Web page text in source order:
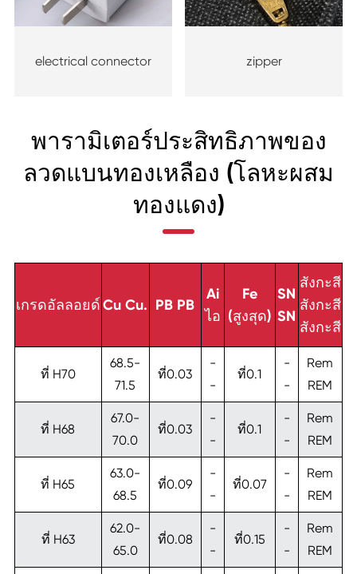
electrical connector zipper
พารามิเตอร์ประสิทธิภาพของ
ลวดแบนทองเหลือง (โลหะผสม
ทองแดง)
เกรดอัลลอยด์ Cu Cu. PB PB
Ai
ไอ
Fe
(สูงสุด)
SN
SN
สังกะสี
สังกะสี
สังกะสี
ที่ H70
68.5-
71.5
ที่0.03
-
-
ที่0.1
-
-
Rem
REM
ที่ H68
67.0-
70.0
ที่0.03
-
-
ที่0.1
-
-
Rem
REM
ที่ H65
63.0-
68.5
ที่0.09
-
-
ที่0.07
-
-
Rem
REM
ที่ H63
62.0-
65.0
ที่0.08
-
-
ที่0.15
-
-
Rem
REM